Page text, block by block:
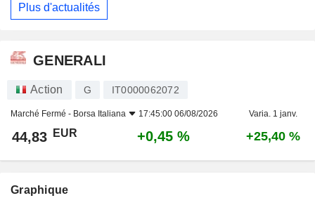
Plus d'actualités
GENERALI
Action G IT0000062072
Marché Fermé - Borsa Italiana 17:45:00 06/08/2026 Varia. 1 janv.
44,83 EUR +0,45 % +25,40 %
Graphique